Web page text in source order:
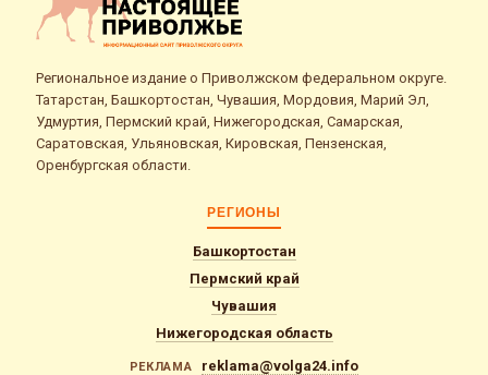
Региональное издание о Приволжском федеральном округе.
Татарстан, Башкортостан, Чувашия, Мордовия, Марий Эл,
Удмуртия, Пермский край, Нижегородская, Самарская,
Саратовская, Ульяновская, Кировская, Пензенская,
Оренбургская области.
РЕГИОНЫ
Башкортостан
Пермский край
Чувашия
Нижегородская область
РЕКЛАМА reklama@volga24.info